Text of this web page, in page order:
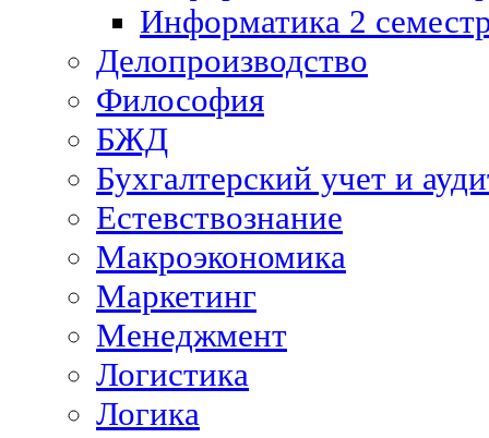
Информатика 2
Делопроизводство
Философия
БЖД
Бухгалтерский учет и
Естевствознание
Макроэкономика
Маркетинг
Менеджмент
Логистика
Логика